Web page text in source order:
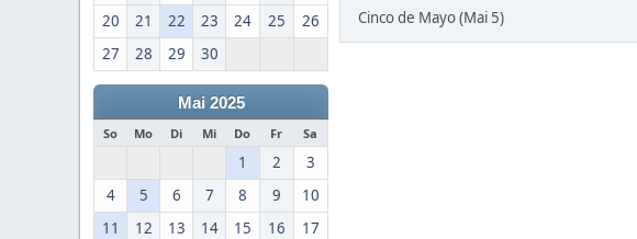
20
21 22 23 24 25
26
27
28 29 30
Mai 2025
So Mo Di Mi Do Fr Sa
1 2
3
4
5 6 7 8 9
10
11
12 13 14 15 16
17
Cinco de Mayo (Mai 5)